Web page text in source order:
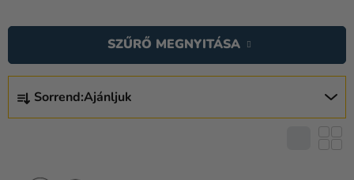
Sütés
Újdonság
E
R
Sorrend:Ajánljuk
SZŰRŐ MEGNYITÁSA
E
R
M
É
K